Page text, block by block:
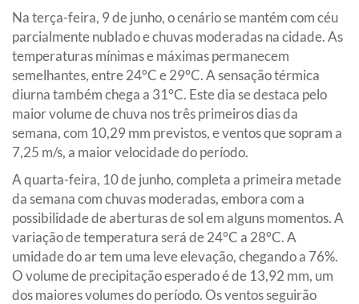
Na terça-feira, 9 de junho, o cenário se mantém com céu
parcialmente nublado e chuvas moderadas na cidade. As
temperaturas mínimas e máximas permanecem
semelhantes, entre 24°C e 29°C. A sensação térmica
diurna também chega a 31°C. Este dia se destaca pelo
maior volume de chuva nos três primeiros dias da
semana, com 10,29 mm previstos, e ventos que sopram a
7,25 m/s, a maior velocidade do período.
A quarta-feira, 10 de junho, completa a primeira metade
da semana com chuvas moderadas, embora com a
possibilidade de aberturas de sol em alguns momentos. A
variação de temperatura será de 24°C a 28°C. A
umidade do ar tem uma leve elevação, chegando a 76%.
O volume de precipitação esperado é de 13,92 mm, um
dos maiores volumes do período. Os ventos seguirão